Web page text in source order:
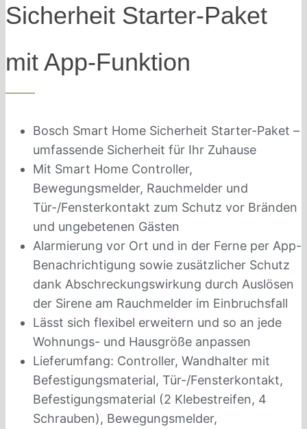
Sicherheit Starter-Paket
mit App-Funktion
Bosch Smart Home Sicherheit Starter-Paket –
umfassende Sicherheit für Ihr Zuhause
Mit Smart Home Controller,
Bewegungsmelder, Rauchmelder und
Tür-/Fensterkontakt zum Schutz vor Bränden
und ungebetenen Gästen
Alarmierung vor Ort und in der Ferne per App-
Benachrichtigung sowie zusätzlicher Schutz
dank Abschreckungswirkung durch Auslösen
der Sirene am Rauchmelder im Einbruchsfall
Lässt sich flexibel erweitern und so an jede
Wohnungs- und Hausgröße anpassen
Lieferumfang: Controller, Wandhalter mit
Befestigungsmaterial, Tür-/Fensterkontakt,
Befestigungsmaterial (2 Klebestreifen, 4
Schrauben), Bewegungsmelder,